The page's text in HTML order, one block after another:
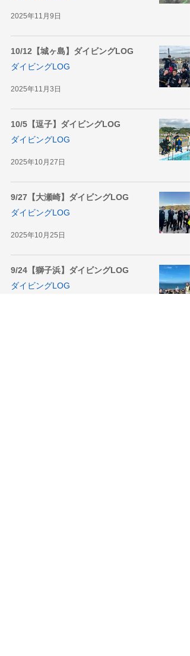
2025年11月9日
10/12【城ヶ島】ダイビングLOG
ダイビングLOG
2025年11月3日
10/5【逗子】ダイビングLOG
ダイビングLOG
2025年10月27日
9/27【大瀬崎】ダイビングLOG
ダイビングLOG
2025年10月25日
9/24【獅子浜】ダイビングLOG
ダイビングLOG